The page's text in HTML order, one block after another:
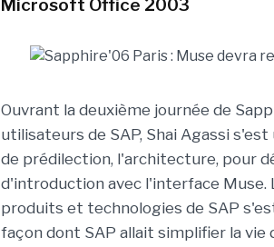
Microsoft Office 2003
Ouvrant la deuxième journée de
utilisateurs de SAP, Shai Agassi
de prédilection, l'architecture, pour
d'introduction avec l'interface Muse.
produits et technologies de SAP
façon dont SAP allait simplifier la vie